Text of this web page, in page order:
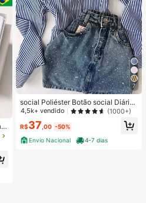
7
social Poliéster Botão social Diário
PRIMAVERA/VERAO/INVERNO
4,5k+ vendido (1000+)
R$37,00 -50%
Envio Nacional
4-7 dias